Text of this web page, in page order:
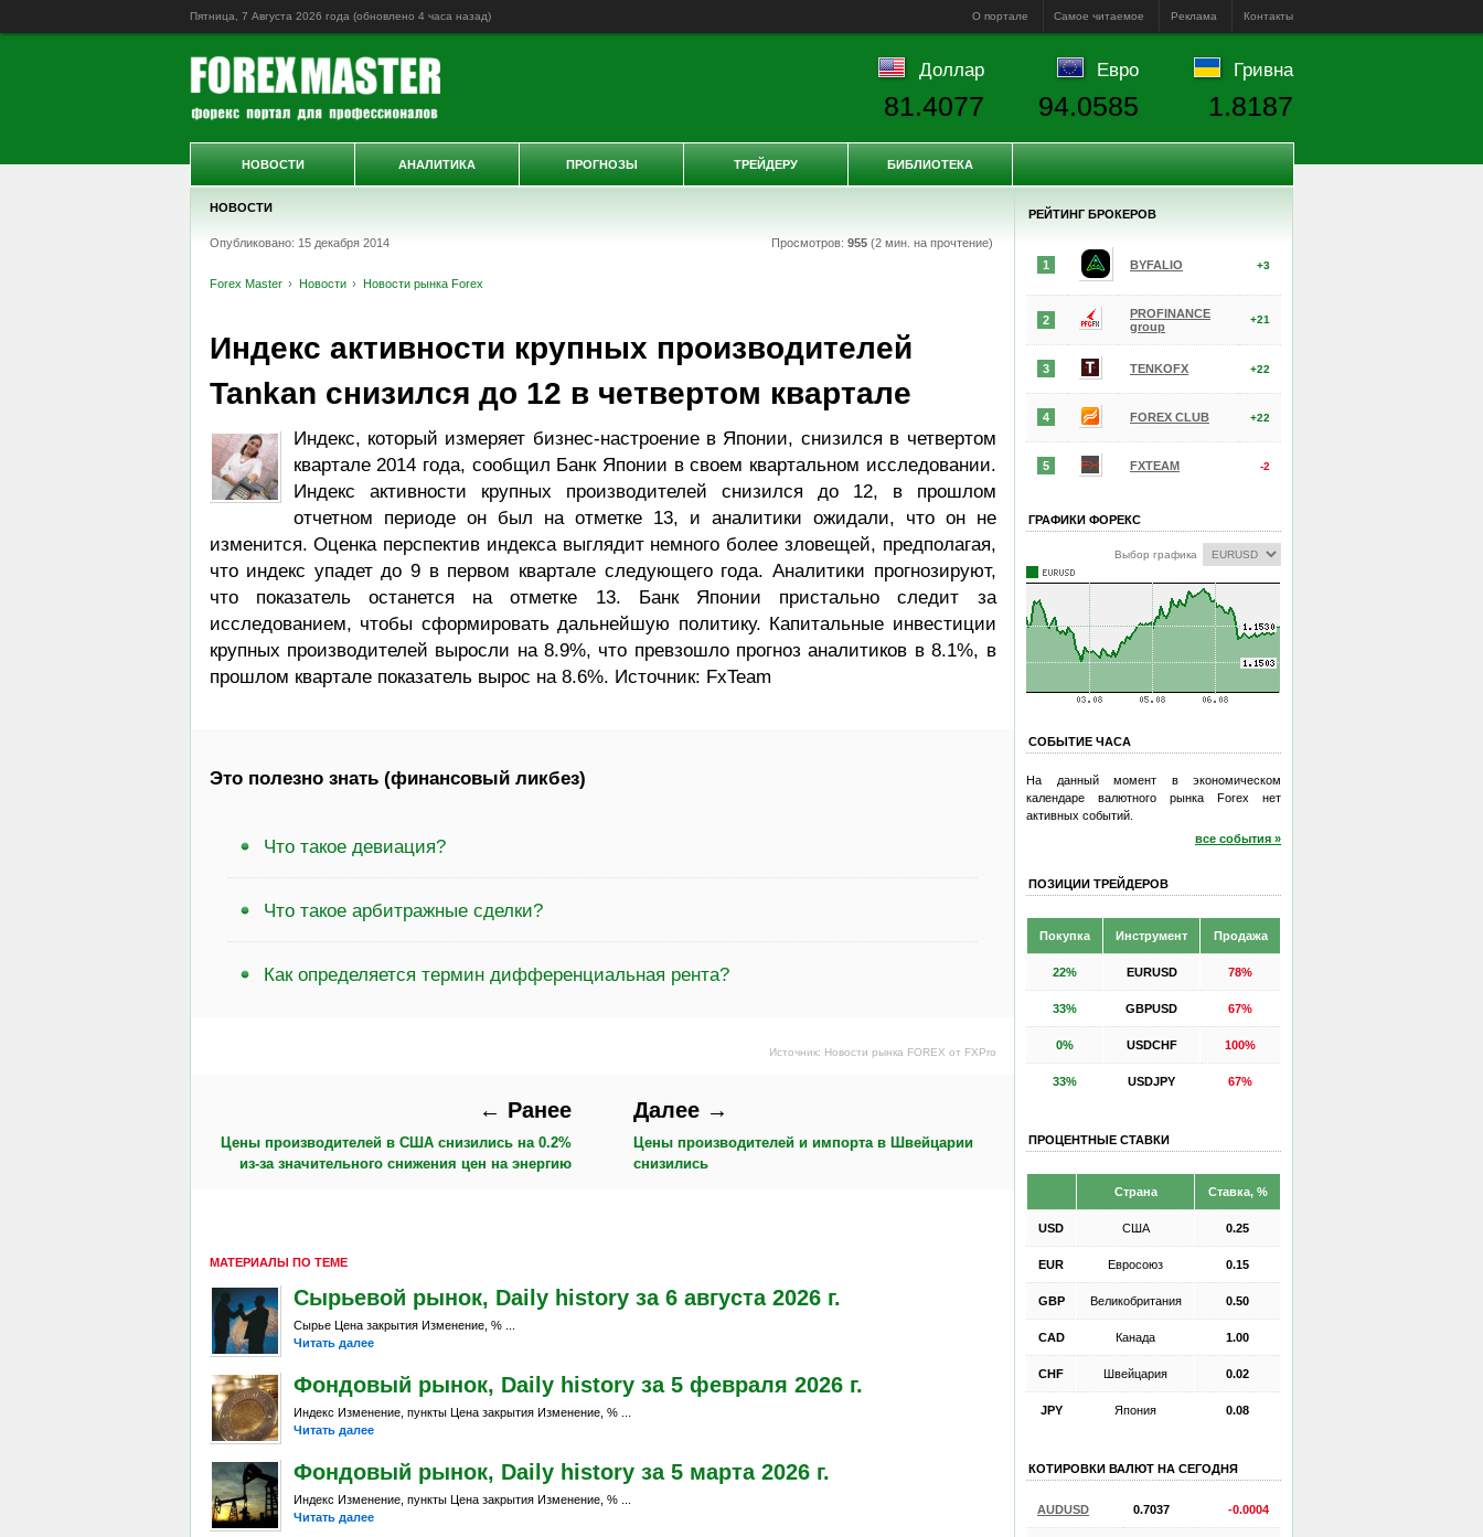
Пятница, 7 Августа 2026 года (обновлено 4 часа назад) О портале Самое читаемое Реклама Контакты
НОВОСТИ
Опубликовано: 15 декабря 2014 Просмотров: 955(2 мин. на прочтение)
Forex Master Новости Новости рынка Forex
Индекс активности крупных производителей
Tankan снизился до 12 в четвертом квартале
Индекс, который измеряет бизнес-настроение в Японии, снизился в четвертом
квартале 2014 года, сообщил Банк Японии в своем квартальном исследовании.
Индекс активности крупных производителей снизился до 12, в прошлом
отчетном периоде он был на отметке 13, и аналитики ожидали, что он не
изменится. Оценка перспектив индекса выглядит немного более зловещей, предполагая,
что индекс упадет до 9 в первом квартале следующего года. Аналитики прогнозируют,
что показатель останется на отметке 13. Банк Японии пристально следит за
исследованием, чтобы сформировать дальнейшую политику. Капитальные инвестиции
крупных производителей выросли на 8.9%, что превзошло прогноз аналитиков в 8.1%, в
прошлом квартале показатель вырос на 8.6%. Источник: FxTeam
Это полезно знать (финансовый ликбез)
Что такое девиация?
Что такое арбитражные сделки?
Как определяется термин дифференциальная рента?
Источник: Новости рынка FOREX от FXPro
← Ранее
Цены производителей в США снизились на 0.2%
из-за значительного снижения цен на энергию
Далее →
Цены производителей и импорта в Швейцарии
снизились
МАТЕРИАЛЫ ПО ТЕМЕ
Сырьевой рынок, Daily history за 6 августа 2026 г.
Сырье Цена закрытия Изменение, % ...
Читать далее
Фондовый рынок, Daily history за 5 февраля 2026 г.
Индекс Изменение, пункты Цена закрытия Изменение, % ...
Читать далее
Фондовый рынок, Daily history за 5 марта 2026 г.
Индекс Изменение, пункты Цена закрытия Изменение, % ...
Читать далее
РЕЙТИНГ БРОКЕРОВ
1 BYFALIO +3
2
PROFINANCE
group
+21
3 TENKOFX +22
4 FOREX CLUB +22
5 FXTEAM -2
ГРАФИКИ ФОРЕКС
Выбор графика
СОБЫТИЕ ЧАСА
На данный момент в экономическом
календаре валютного рынка Forex нет
активных событий.
все события »
ПОЗИЦИИ ТРЕЙДЕРОВ
Покупка Инструмент Продажа
22% EURUSD 78%
33% GBPUSD 67%
0% USDCHF 100%
33% USDJPY 67%
ПРОЦЕНТНЫЕ СТАВКИ
Страна Ставка, %
USD США 0.25
EUR Евросоюз 0.15
GBP Великобритания 0.50
CAD Канада 1.00
CHF Швейцария 0.02
JPY Япония 0.08
КОТИРОВКИ ВАЛЮТ НА СЕГОДНЯ
AUDUSD 0.7037 -0.0004
Доллар
81.4077
Евро
94.0585
Гривна
1.8187
НОВОСТИ АНАЛИТИКА ПРОГНОЗЫ ТРЕЙДЕРУ БИБЛИОТЕКА